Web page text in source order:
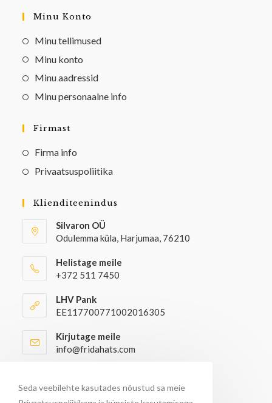
Minu Konto
Minu tellimused
Minu konto
Minu aadressid
Minu personaalne info
Firmast
Firma info
Privaatsuspoliitika
Klienditeenindus
Silvaron OÜ
Odulemma küla, Harjumaa, 76210
Helistage meile
+372 511 7450
LHV Pank
EE117700771002016305
Kirjutage meile
info@fridahats.com
info@fridahats.com
Seda veebilehte kasutades nõustud sa meie